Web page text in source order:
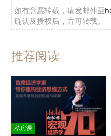
如有意愿转载，请发邮件至
确认及授权后，方可转载。
推荐阅读
私房课